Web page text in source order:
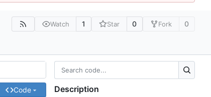
Watch 1 Star 0 Fork 0
Code
Description